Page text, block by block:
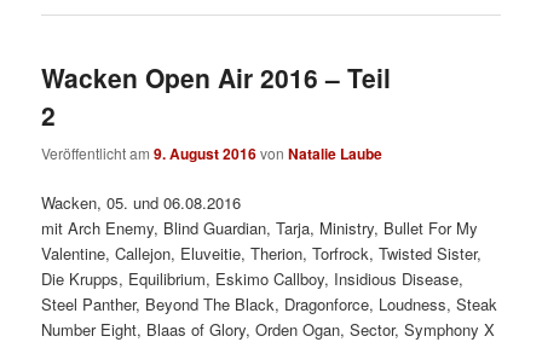
Wacken Open Air 2016 – Teil
2
Veröffentlicht am9. August 2016vonNatalie Laube
Wacken, 05. und 06.08.2016
mit Arch Enemy, Blind Guardian, Tarja, Ministry, Bullet For My
Valentine, Callejon, Eluveitie, Therion, Torfrock, Twisted Sister,
Die Krupps, Equilibrium, Eskimo Callboy, Insidious Disease,
Steel Panther, Beyond The Black, Dragonforce, Loudness, Steak
Number Eight, Blaas of Glory, Orden Ogan, Sector, Symphony X